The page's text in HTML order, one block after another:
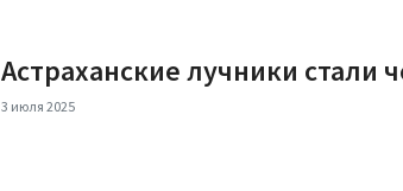
Астраханские лучники стали
3 июля 2025